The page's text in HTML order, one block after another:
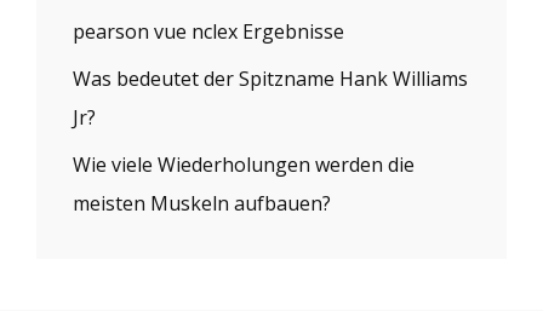
pearson vue nclex Ergebnisse
Was bedeutet der Spitzname Hank Williams
Jr?
Wie viele Wiederholungen werden die
meisten Muskeln aufbauen?